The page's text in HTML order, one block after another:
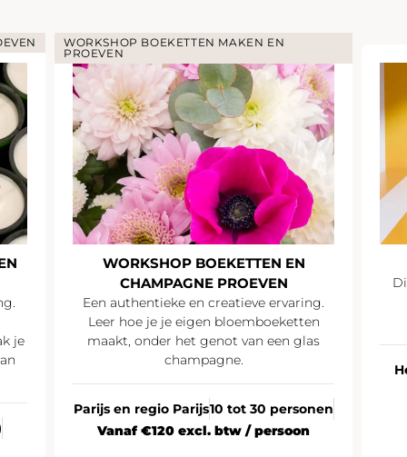
je
WORKSHOP BOEKETTEN MAKEN EN
PROEVEN
WORKSHOP BOEKETTEN EN
CHAMPAGNE PROEVEN
Een authentieke en creatieve ervaring.
Leer hoe je je eigen bloemboeketten
maakt, onder het genot van een glas
champagne.
Parijs en regio Parijs10 tot 30 personen
Vanaf €120 excl. btw / persoon